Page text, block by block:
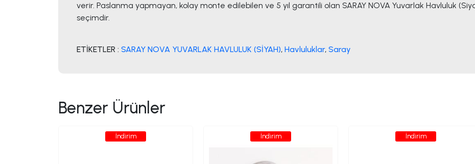
verir. Paslanma yapmayan, kolay monte edilebilen ve 5 yıl garantili olan SARAY NOVA Yuvarlak Havluluk
seçimdir.
ETİKETLER : SARAY NOVA YUVARLAK HAVLULUK (SİYAH), Havluluklar, Saray
Benzer Ürünler
İndirim İndirim İndirim